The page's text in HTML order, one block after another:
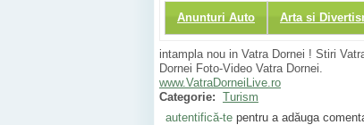
Anunturi Auto Arta si
intampla nou in Vatra Dornei ! Stiri
Dornei Foto-Video Vatra Dornei.
www.VatraDorneiLive.ro
Categorie: Turism
autentifică-tepentru a adăuga